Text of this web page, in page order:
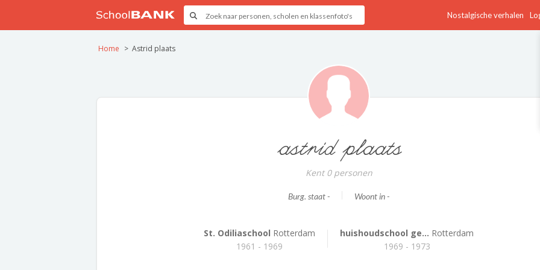
Nostalgische verhalen
Home Astrid plaats
astrid plaats
Kent 0 personen
Burg. staat - Woont in -
St. Odiliaschool Rotterdam
1961 - 1969
huishoudschool ge... Rotterdam
1969 - 1973